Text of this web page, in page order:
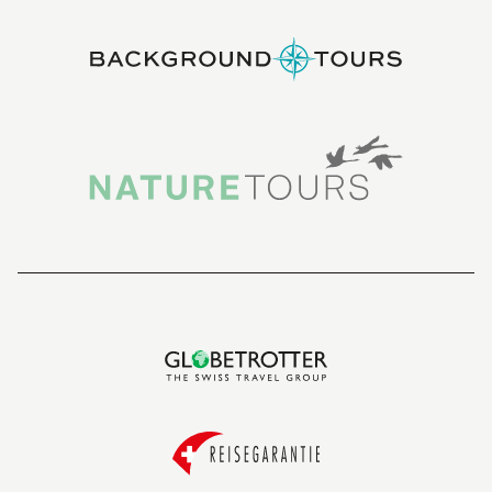
Gletschern. Die abgelegene Region zählt zu den
landschaftlichen Höhepunkten der Antarktis.
Die kleine Inselgruppe am Eingang der Gerlache-
Strasse ist ein wichtiger Lebensraum für
Zügelpinguine und verschiedene Seevogelarten.
Die Cuverville-Insel beherbergt eine der grösseren
Die vulkanisch geprägte Deception Island zählt zu
den aussergewöhnlichsten Orten der Südlichen
Shetlandinseln. Eine Einfahrt in die überflutete